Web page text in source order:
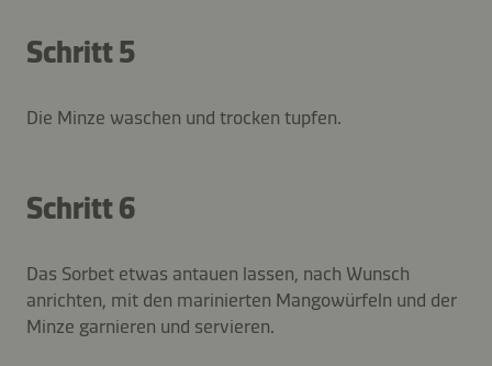
Schritt 5
Die Minze waschen und trocken tupfen.
Schritt 6
Das Sorbet etwas antauen lassen, nach Wunsch
anrichten, mit den marinierten Mangowürfeln und der
Minze garnieren und servieren.